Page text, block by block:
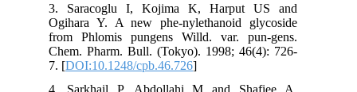
3. Saracoglu I, Kojima K, Harput US and
Ogihara Y. A new phe-nylethanoid glycoside
from Phlomis pungens Willd. var. pun-gens.
Chem. Pharm. Bull. (Tokyo). 1998; 46(4): 726-
7. [DOI:10.1248/cpb.46.726
4. Sarkhail P, Abdollahi M and Shafiee A.